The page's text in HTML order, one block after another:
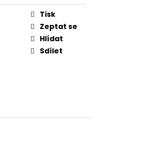
Tisk
Zeptat se
Hlídat
Sdílet